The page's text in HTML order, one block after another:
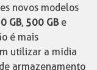
novos modelos
GB, 500 GBe
é mais
utilizar a mídia
armazenamento